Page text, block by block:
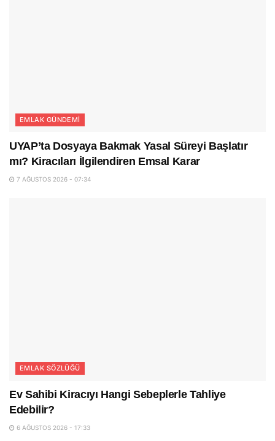
EMLAK GÜNDEMI
UYAP’ta Dosyaya Bakmak Yasal Süreyi Başlatır
mı? Kiracıları İlgilendiren Emsal Karar
7 AĞUSTOS 2026 - 07:34
EMLAK SÖZLÜĞÜ
Ev Sahibi Kiracıyı Hangi Sebeplerle Tahliye
Edebilir?
6 AĞUSTOS 2026 - 17:33